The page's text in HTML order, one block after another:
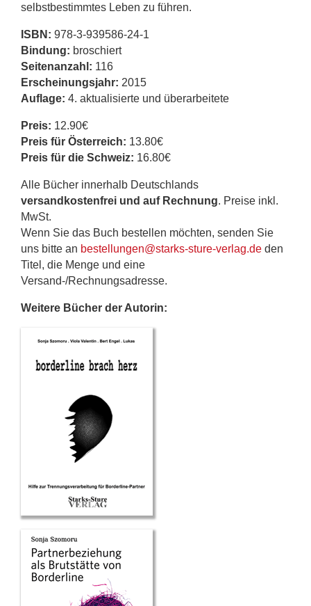
selbstbestimmtes Leben zu führen.
ISBN: 978-3-939586-24-1
Bindung: broschiert
Seitenanzahl: 116
Erscheinungsjahr: 2015
Auflage: 4. aktualisierte und überarbeitete
Preis: 12.90€
Preis für Österreich: 13.80€
Preis für die Schweiz: 16.80€
Alle Bücher innerhalb Deutschlands
versandkostenfrei und auf Rechnung. Preise inkl.
MwSt.
Wenn Sie das Buch bestellen möchten, senden Sie
uns bitte an bestellungen@starks-sture-verlag.de den
Titel, die Menge und eine
Versand-/Rechnungsadresse.
Weitere Bücher der Autorin: